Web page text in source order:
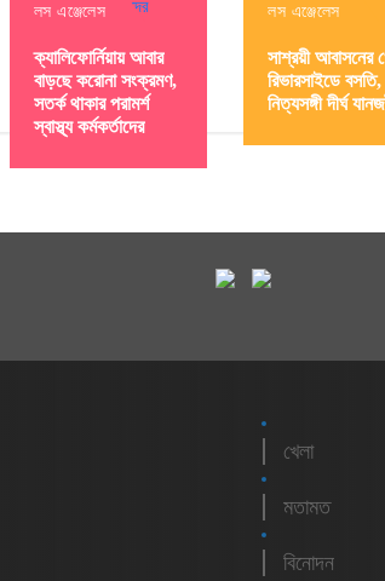
লস এঞ্জেলেস
ক্যালিফোর্নিয়ায় আবার
বাড়ছে করোনা সংক্রমণ,
সতর্ক থাকার পরামর্শ
স্বাস্থ্য কর্মকর্তাদের
লস এঞ্জেলেস
সাশ্রয়ী আবাসনের
রিভারসাইডে বসতি,
নিত্যসঙ্গী দীর্ঘ
খেলা
মতামত
বিনোদন